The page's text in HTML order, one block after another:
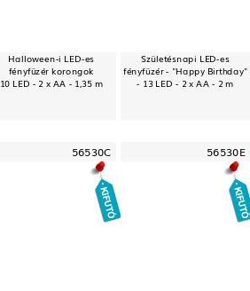
Halloween-i LED-es
fényfüzér korongok
10 LED - 2 x AA - 1,35 m
Születésnapi LED-es
fényfüzér - "Happy Birthday"
- 13 LED - 2 x AA - 2 m
56530C 56530E